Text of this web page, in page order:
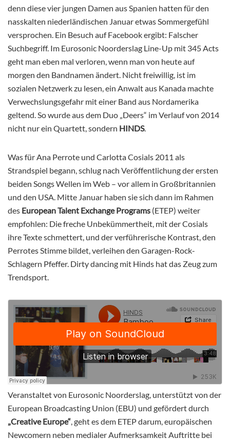
denn diese vier jungen Damen aus Spanien hatten für den
nasskalten niederländischen Januar etwas Sommergefühl
versprochen. Ein Besuch auf Facebook ergibt: Falscher
Suchbegriff. Im Eurosonic Noorderslag Line-Up mit 345 Acts
geht man eben mal verloren, wenn man von heute auf
morgen den Bandnamen ändert. Nicht freiwillig, ist im
sozialen Netzwerk zu lesen, ein Anwalt aus Kanada machte
Verwechslungsgefahr mit einer Band aus Nordamerika
geltend. So wurde aus dem Duo „Deers“ im Verlauf von 2014
nicht nur ein Quartett, sondern HINDS.
Was für Ana Perrote und Carlotta Cosials 2011 als
Strandspiel begann, schlug nach Veröffentlichung der ersten
beiden Songs Wellen im Web – vor allem in Großbritannien
und den USA. Mitte Januar haben sie sich dann im Rahmen
des European Talent Exchange Programs (ETEP) weiter
empfohlen: Die freche Unbekümmertheit, mit der Cosials
ihre Texte schmettert, und der verführerische Kontrast, den
Perrotes Stimme bildet, verleihen den Garagen-Rock-
Schlagern Pfeffer. Dirty dancing mit Hinds hat das Zeug zum
Trendsport.
Veranstaltet von Eurosonic Noorderslag, unterstützt von der
European Broadcasting Union (EBU) und gefördert durch
„Creative Europe“, geht es dem ETEP darum, europäischen
Newcomern neben medialer Aufmerksamkeit Auftritte bei